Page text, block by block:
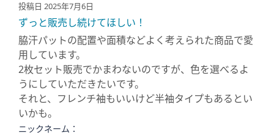
投稿日 2025年7月6日
ずっと販売し続けてほしい！
脇汗パットの配置や面積などよく考えられた商品で愛
用しています。
2枚セット販売でかまわないのですが、色を選べるよ
うにしていただきたいです。
それと、フレンチ袖もいいけど半袖タイプもあるとい
いかも。
ニックネーム：